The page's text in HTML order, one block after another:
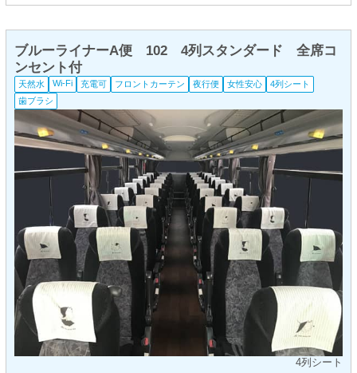
4列シート
ブルーライナーA便 102 4列スタンダード 全席コ
ンセント付
天然水 Wi-Fi 充電可 フロントカーテン 夜行便 女性安心
4列シート
歯ブラシ